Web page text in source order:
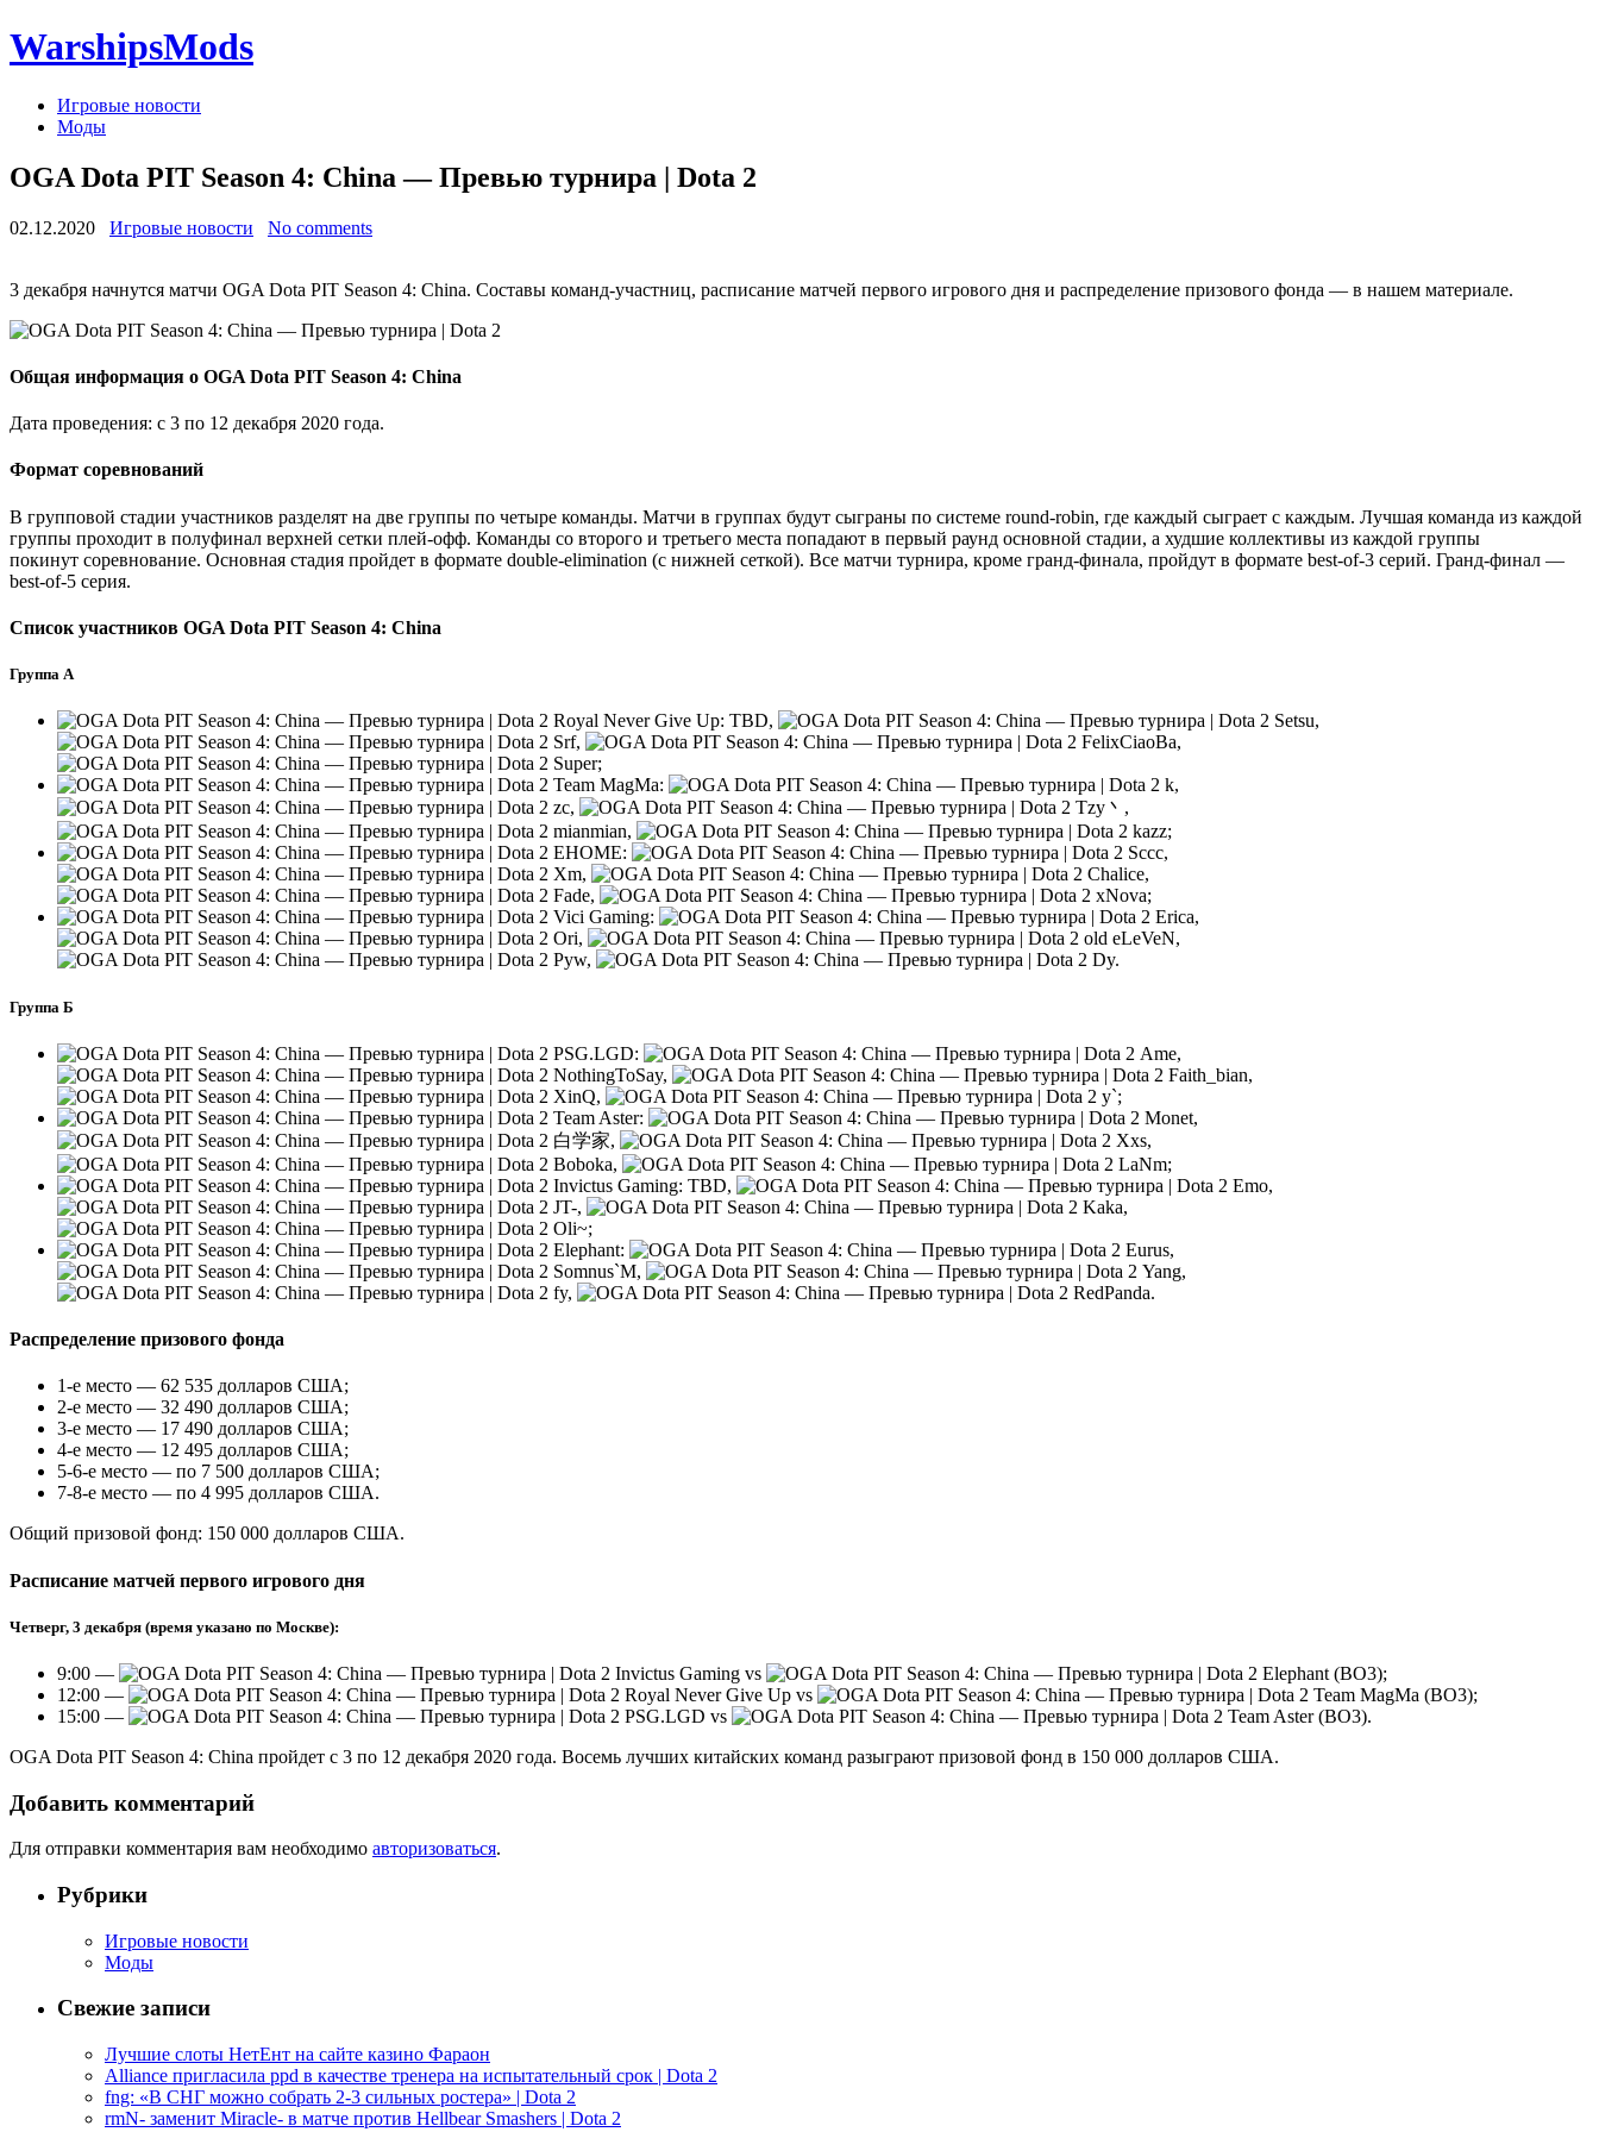
WarshipsMods
Игровые новости
Моды
OGA Dota PIT Season 4: China — Превью турнира | Dota 2
02.12.2020 Игровые новости No comments
3 декабря начнутся матчи OGA Dota PIT Season 4: China. Составы команд-участниц, расписание матчей первого игрового дня и распределение призового фонда — в нашем материале.
Общая информация о OGA Dota PIT Season 4: China
Дата проведения: с 3 по 12 декабря 2020 года.
Формат соревнований
В групповой стадии участников разделят на две группы по четыре команды. Матчи в группах будут сыграны по системе round-robin, где каждый сыграет с каждым. Лучшая команда из каждой
группы проходит в полуфинал верхней сетки плей-офф. Команды со второго и третьего места попадают в первый раунд основной стадии, а худшие коллективы из каждой группы
покинут соревнование. Основная стадия пройдет в формате double-elimination (с нижней сеткой). Все матчи турнира, кроме гранд-финала, пройдут в формате best-of-3 серий. Гранд-финал —
best-of-5 серия.
Список участников OGA Dota PIT Season 4: China
Группа А
Royal Never Give Up: TBD,
Setsu,
Srf,
FelixCiaoBa,
Super;
Team MagMa:
k,
zc,
Tzy丶,
mianmian,
kazz;
EHOME:
Sccc,
Xm,
Chalice,
Fade,
xNova;
Vici Gaming:
Erica,
Ori,
old eLeVeN,
Pyw,
Dy.
Группа Б
PSG.LGD:
Ame,
NothingToSay,
Faith_bian,
XinQ,
y`;
Team Aster:
Monet,
白学家,
Xxs,
Boboka,
LaNm;
Invictus Gaming: TBD,
Emo,
JT-,
Kaka,
Oli~;
Elephant:
Eurus,
Somnus`M,
Yang,
fy,
RedPanda.
Распределение призового фонда
1-е место — 62 535 долларов США;
2-е место — 32 490 долларов США;
3-е место — 17 490 долларов США;
4-е место — 12 495 долларов США;
5-6-е место — по 7 500 долларов США;
7-8-е место — по 4 995 долларов США.
Общий призовой фонд: 150 000 долларов США.
Расписание матчей первого игрового дня
Четверг, 3 декабря (время указано по Москве):
9:00 — Invictus Gaming vs
Elephant (BO3);
12:00 —
Royal Never Give Up vs
Team MagMa (BO3);
15:00 —
PSG.LGD vs
Team Aster (BO3).
OGA Dota PIT Season 4: China пройдет с 3 по 12 декабря 2020 года. Восемь лучших китайских команд разыграют призовой фонд в 150 000 долларов США.
Добавить комментарий
Для отправки комментария вам необходимо авторизоваться.
Рубрики
Игровые новости
Моды
Свежие записи
Лучшие слоты НетЕнт на сайте казино Фараон
Alliance пригласила ppd в качестве тренера на испытательный срок | Dota 2
fng: «В СНГ можно собрать 2-3 сильных ростера» | Dota 2
rmN- заменит Miracle- в матче против Hellbear Smashers | Dota 2